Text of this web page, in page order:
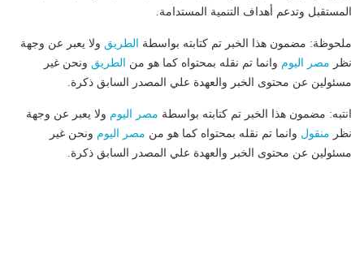
المستقبل وتدعم أهداف التنمية المستدامة.
ملحوظة: مضمون هذا الخبر تم كتابته بواسطة الطريق ولا يعبر عن وجهة
نظر مصر اليوم وانما تم نقله بمحتواه كما هو من الطريق ونحن غير
مسئولين عن محتوى الخبر والعهدة علي المصدر السابق ذكرة.
انتبه: مضمون هذا الخبر تم كتابته بواسطة مصر اليوم ولا يعبر عن وجهة
نظر منقول وانما تم نقله بمحتواه كما هو من مصر اليوم ونحن غير
مسئولين عن محتوى الخبر والعهدة علي المصدر السابق ذكرة.